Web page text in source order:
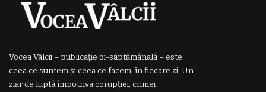
Vocea Vâlcii – publicație bi-săptămânală – este
ceea ce suntem și ceea ce facem, în fiecare zi. Un
ziar de luptă împotriva corupției, crimei